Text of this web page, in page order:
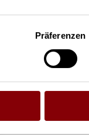
Präferenzen